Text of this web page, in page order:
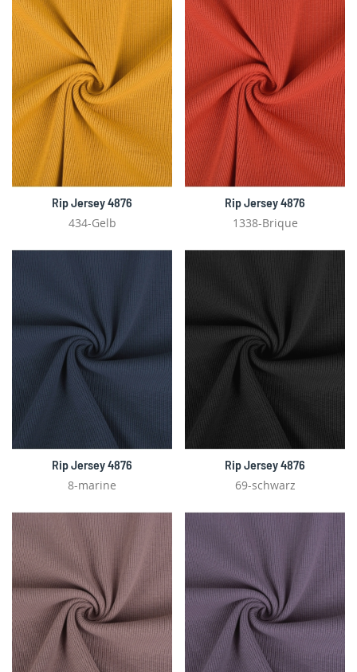
Rip Jersey 4876
434-Gelb
Rip Jersey 4876
1338-Brique
Rip Jersey 4876
8-marine
Rip Jersey 4876
69-schwarz